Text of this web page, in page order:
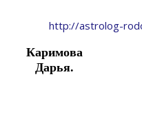
http://astrolog-
Каримова
Дарья.